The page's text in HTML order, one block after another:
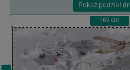
Pokaż podział
169 cm